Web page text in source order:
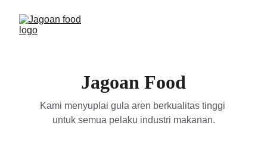
Jagoan Food
Kami menyuplai gula aren berkualitas tinggi
untuk semua pelaku industri makanan.